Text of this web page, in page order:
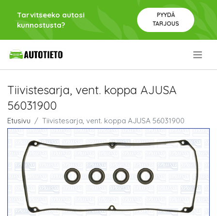
Tarvitseeko autosi
kunnostusta?
PYYDÄ
TARJOUS
Tiivistesarja, vent. koppa AJUSA
56031900
Etusivu Tiivistesarja, vent. koppa AJUSA 56031900